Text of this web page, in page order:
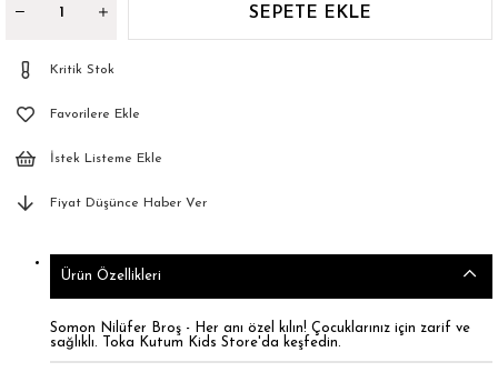
Kritik Stok
Favorilere Ekle
İstek Listeme Ekle
Fiyat Düşünce Haber Ver
Ürün Özellikleri
Somon Nilüfer Broş - Her anı özel kılın! Çocuklarınız için zarif ve
sağlıklı. Toka Kutum Kids Store'da keşfedin.